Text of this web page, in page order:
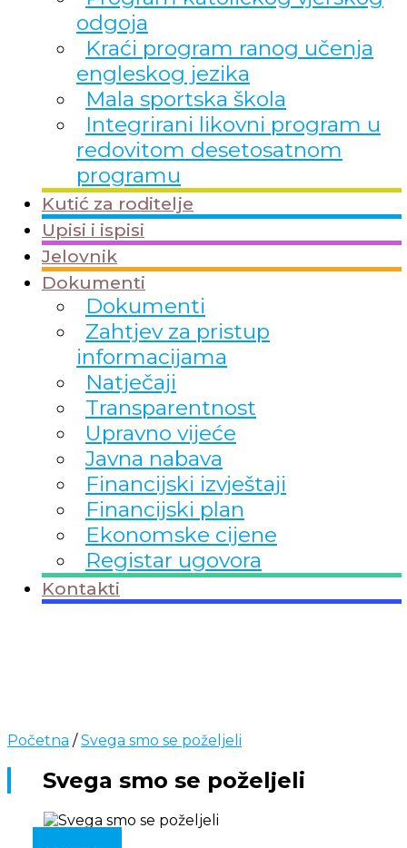
odgoja
Kraći program ranog učenja
engleskog jezika
Mala sportska škola
Integrirani likovni program u
redovitom desetosatnom
programu
Kutić za roditelje
Upisi i ispisi
Jelovnik
Dokumenti
Dokumenti
Zahtjev za pristup
informacijama
Natječaji
Transparentnost
Upravno vijeće
Javna nabava
Financijski izvještaji
Financijski plan
Ekonomske cijene
Registar ugovora
Kontakti
Početna / Svega smo se poželjeli
Svega smo se poželjeli